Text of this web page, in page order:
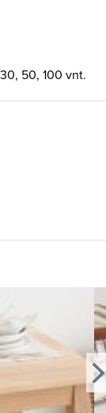
50, 100 vnt.